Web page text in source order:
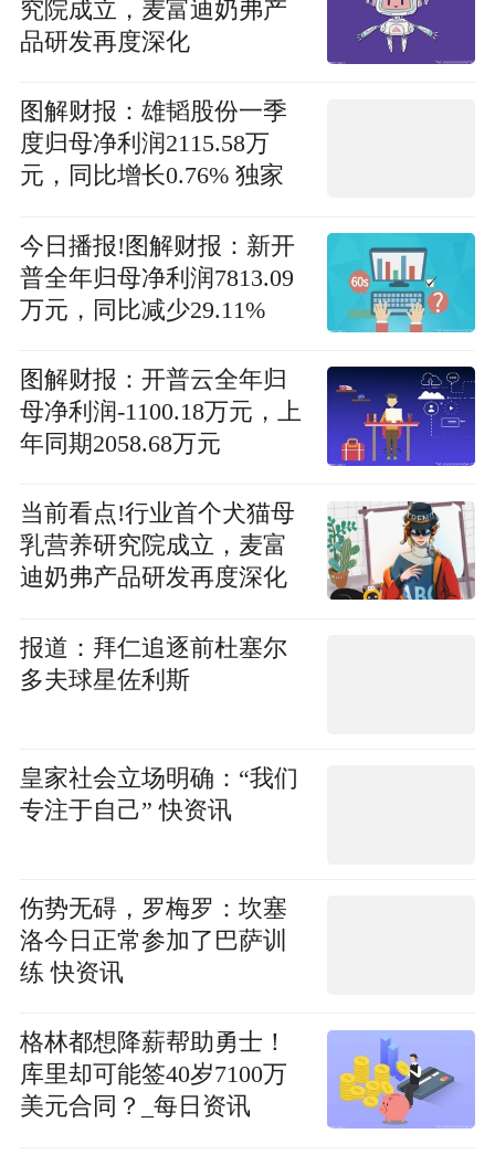
究院成立，麦富迪奶弗产
品研发再度深化
图解财报：雄韬股份一季
度归母净利润2115.58万
元，同比增长0.76% 独家
今日播报!图解财报：新开
普全年归母净利润7813.09
万元，同比减少29.11%
图解财报：开普云全年归
母净利润-1100.18万元，上
年同期2058.68万元
当前看点!行业首个犬猫母
乳营养研究院成立，麦富
迪奶弗产品研发再度深化
报道：拜仁追逐前杜塞尔
多夫球星佐利斯
皇家社会立场明确：“我们
专注于自己” 快资讯
伤势无碍，罗梅罗：坎塞
洛今日正常参加了巴萨训
练 快资讯
格林都想降薪帮助勇士！
库里却可能签40岁7100万
美元合同？_每日资讯